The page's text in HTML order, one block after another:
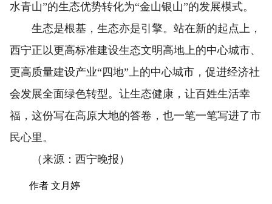
水青山”的生态优势转化为“金山银山”的发展模式。
生态是根基，生态亦是引擎。站在新的起点上，
西宁正以更高标准建设生态文明高地上的中心城市、
更高质量建设产业“四地”上的中心城市，促进经济社
会发展全面绿色转型。让生态健康，让百姓生活幸
福，这份写在高原大地的答卷，也一笔一笔写进了市
民心里。
（来源：西宁晚报）
作者 文月婷